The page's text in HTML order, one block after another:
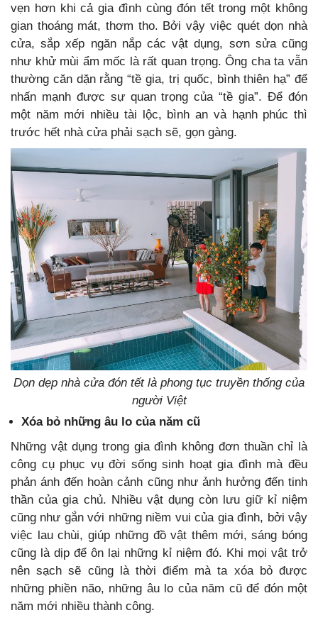
vẹn hơn khi cả gia đình cùng đón tết trong một không
gian thoáng mát, thơm tho. Bởi vậy việc quét dọn nhà
cửa, sắp xếp ngăn nắp các vật dụng, sơn sửa cũng
như khử mùi ẩm mốc là rất quan trọng. Ông cha ta vẫn
thường căn dặn rằng “tề gia, trị quốc, bình thiên hạ” để
nhấn mạnh được sự quan trọng của “tề gia”. Để đón
một năm mới nhiều tài lộc, bình an và hạnh phúc thì
trước hết nhà cửa phải sạch sẽ, gọn gàng.
Dọn dẹp nhà cửa đón tết là phong tục truyền thống của
người Việt
Xóa bỏ những âu lo của năm cũ
Những vật dụng trong gia đình không đơn thuần chỉ là
công cụ phục vụ đời sống sinh hoạt gia đình mà đều
phản ánh đến hoàn cảnh cũng như ảnh hưởng đến tinh
thần của gia chủ. Nhiều vật dụng còn lưu giữ kỉ niệm
cũng như gắn với những niềm vui của gia đình, bởi vậy
việc lau chùi, giúp những đồ vật thêm mới, sáng bóng
cũng là dịp để ôn lại những kỉ niệm đó. Khi mọi vật trở
nên sạch sẽ cũng là thời điểm mà ta xóa bỏ được
những phiền não, những âu lo của năm cũ để đón một
năm mới nhiều thành công.